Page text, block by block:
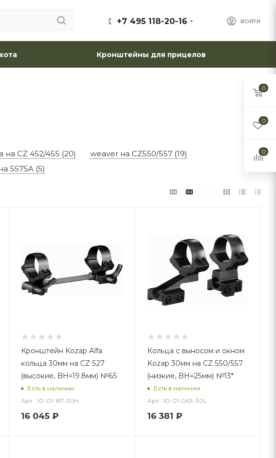
ВОЙТИ
+7 495 118-20-16
Кронштейны для прицелов
на CZ 452/455 (20)
weaver на CZ550/557 (19)
557SA (5)
Кронштейн Kozap Alfa
кольца 30мм на CZ 527
(высокие, BH=19.8мм) №65
Есть в наличии
Арт.: 10-01-167-30H
16 045 ₽
Кольца с выносом и окном
Kozap 30мм на CZ 550/557
(низкие, BH=25мм) №13*
Есть в наличии
Арт.: 10-01-063-30L
16 381 ₽
0
0
0